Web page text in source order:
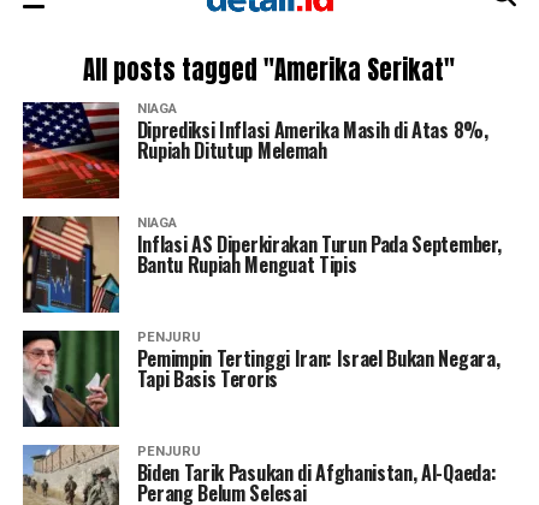
All posts tagged "Amerika Serikat"
NIAGA
Diprediksi Inflasi Amerika Masih di Atas 8%,
Rupiah Ditutup Melemah
NIAGA
Inflasi AS Diperkirakan Turun Pada September,
Bantu Rupiah Menguat Tipis
PENJURU
Pemimpin Tertinggi Iran: Israel Bukan Negara,
Tapi Basis Teroris
PENJURU
Biden Tarik Pasukan di Afghanistan, Al-Qaeda:
Perang Belum Selesai